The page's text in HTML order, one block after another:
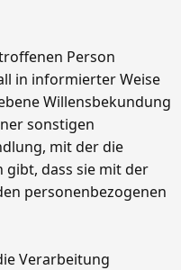
Person
in informierter Weise
Willensbekundung
sonstigen
mit der die
gibt, dass sie mit der
personenbezogenen
Verarbeitung